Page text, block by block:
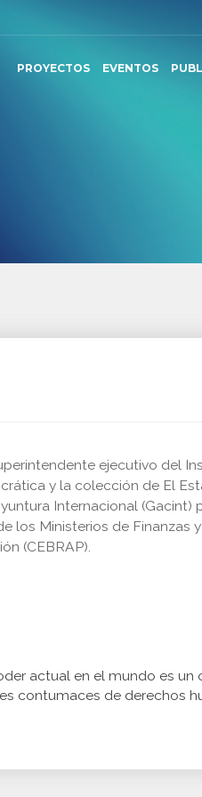
PROYECTOS EVENTOS
ejecutivo del
y la colección de El
Internacional
los Ministerios de
(CEBRAP).
actual en el mundo es
contumaces de derechos